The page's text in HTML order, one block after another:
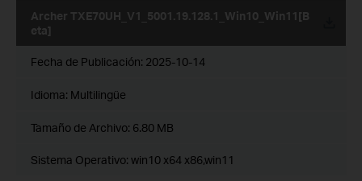
Archer TXE70UH_V1_5001.19.128.1_Win10_Win11[B
eta]
Fecha de Publicación: 2025-10-14
Idioma: Multilingüe
Tamaño de Archivo: 6.80 MB
Sistema Operativo: win10 x64 x86,win11